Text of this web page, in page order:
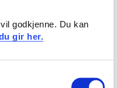
godkjenne. Du kan
gir her.